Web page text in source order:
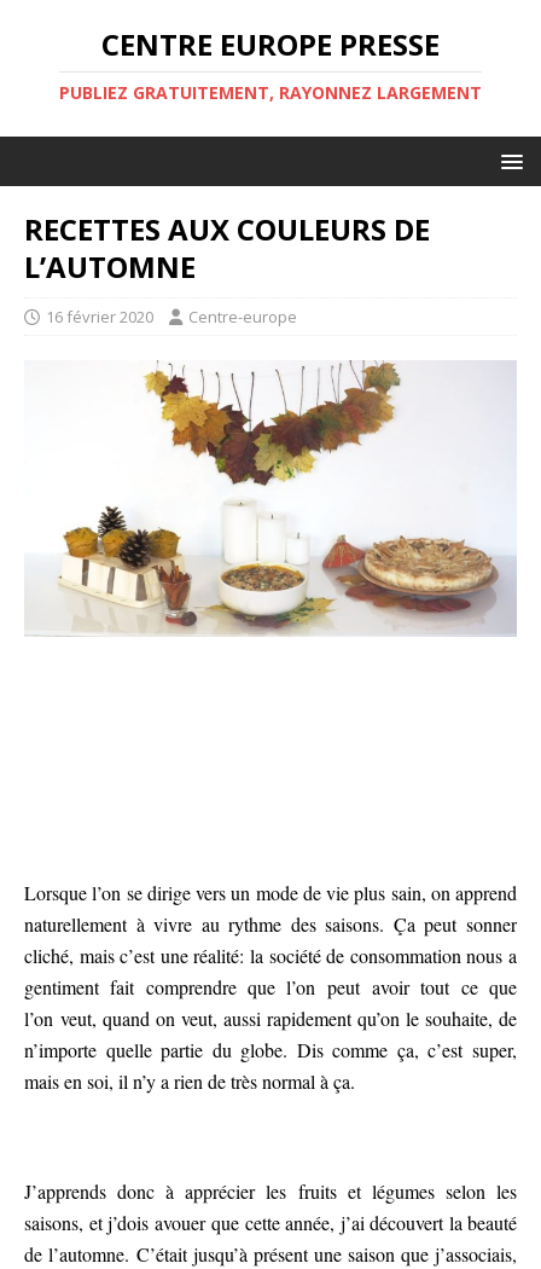
CENTRE EUROPE PRESSE
PUBLIEZ GRATUITEMENT, RAYONNEZ LARGEMENT
RECETTES AUX COULEURS DE
L’AUTOMNE
16 février 2020 Centre-europe
Lorsque l’on se dirige vers un mode de vie plus sain, on apprend
naturellement à vivre au rythme des saisons. Ça peut sonner
cliché, mais c’est une réalité: la société de consommation nous a
gentiment fait comprendre que l’on peut avoir tout ce que
l’on veut, quand on veut, aussi rapidement qu’on le souhaite, de
n’importe quelle partie du globe. Dis comme ça, c’est super,
mais en soi, il n’y a rien de très normal à ça.
J’apprends donc à apprécier les fruits et légumes selon les
saisons, et j’dois avouer que cette année, j’ai découvert la beauté
de l’automne. C’était jusqu’à présent une saison que j’associais,